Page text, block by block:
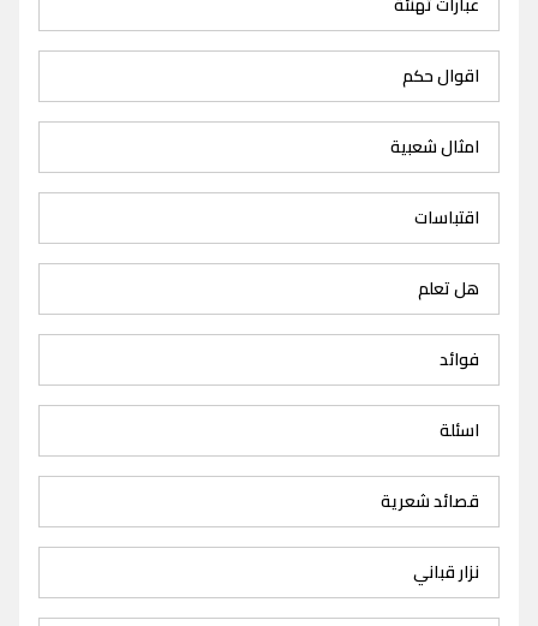
اقوال حكم
امثال شعبية
اقتباسات
هل تعلم
فوائد
اسئلة
قصائد شعرية
نزار قباني